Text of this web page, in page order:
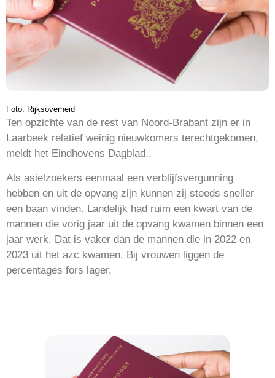
Foto: Rijksoverheid
Ten opzichte van de rest van Noord-Brabant zijn er in
Laarbeek relatief weinig nieuwkomers terechtgekomen,
meldt het Eindhovens Dagblad..
Als asielzoekers eenmaal een verblijfsvergunning
hebben en uit de opvang zijn kunnen zij steeds sneller
een baan vinden. Landelijk had ruim een kwart van de
mannen die vorig jaar uit de opvang kwamen binnen een
jaar werk. Dat is vaker dan de mannen die in 2022 en
2023 uit het azc kwamen. Bij vrouwen liggen de
percentages fors lager.